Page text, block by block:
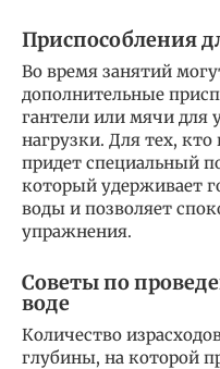
Приспособления
Во время занятий
дополнительные
гантели или мячи для
нагрузки. Для тех,
придет специальный
который удерживает
воды и позволяет
упражнения.
Советы по
воде
Количество
глубины, на которой